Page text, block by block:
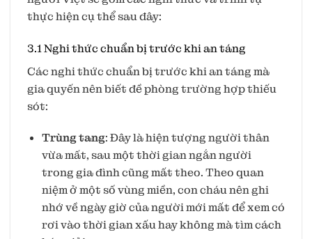
thực hiện cụ thể sau đây:
3.1 Nghi thức chuẩn bị trước khi an táng
Các nghi thức chuẩn bị trước khi an táng mà
gia quyến nên biết đề phòng trường hợp thiếu
sót:
Trùng tang: Đây là hiện tượng người thân
vừa mất, sau một thời gian ngắn người
trong gia đình cũng mất theo. Theo quan
niệm ở một số vùng miền, con cháu nên ghi
nhớ về ngày giờ của người mới mất để xem có
rơi vào thời gian xấu hay không mà tìm cách